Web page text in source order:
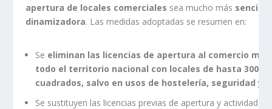
apertura de locales comerciales sea mucho más sencilla
dinamizadora. Las medidas adoptadas se resumen en:
Se eliminan las licencias de apertura al comercio
todo el territorio nacional con locales de hasta 300
cuadrados, salvo en usos de hostelería, seguridad y
Se sustituyen las licencias previas de apertura y actividad